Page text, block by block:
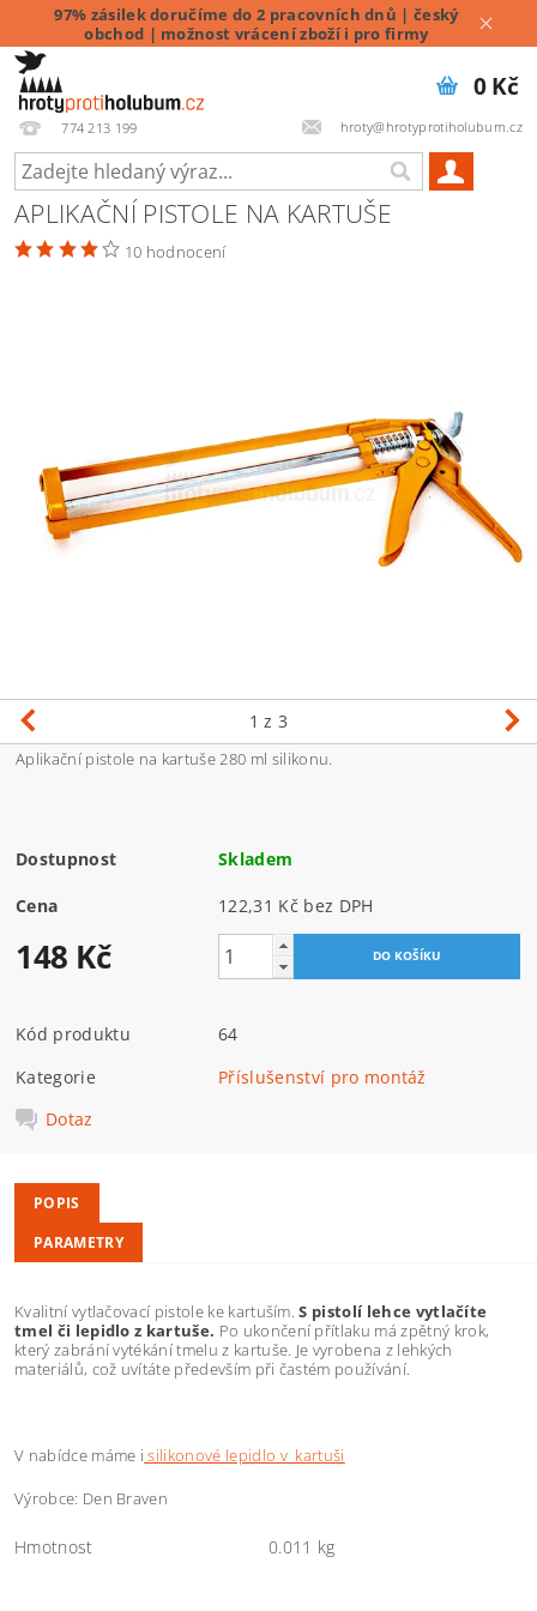
97% zásilek doručíme do 2 pracovních dnů | český
obchod | možnost vrácení zboží i pro firmy
774 213 199 hroty@hrotyprotiholubum.cz
0 Kč
APLIKAČNÍ PISTOLE NA KARTUŠE
10 hodnocení
1 z 3
Aplikační pistole na kartuše 280 ml silikonu.
Dostupnost Skladem
Cena 122,31 Kč bez DPH
148 Kč
Kód produktu
64
Kategorie
Příslušenství pro montáž
Dotaz
POPIS
PARAMETRY
Kvalitní vytlačovací pistole ke kartuším. S pistolí lehce vytlačíte
tmel či lepidlo z kartuše. Po ukončení přítlaku má zpětný krok,
který zabrání vytékání tmelu z kartuše. Je vyrobena z lehkých
materiálů, což uvítáte především při častém používání.
V nabídce máme i silikonové lepidlo v kartuši
Výrobce: Den Braven
Hmotnost 0.011 kg